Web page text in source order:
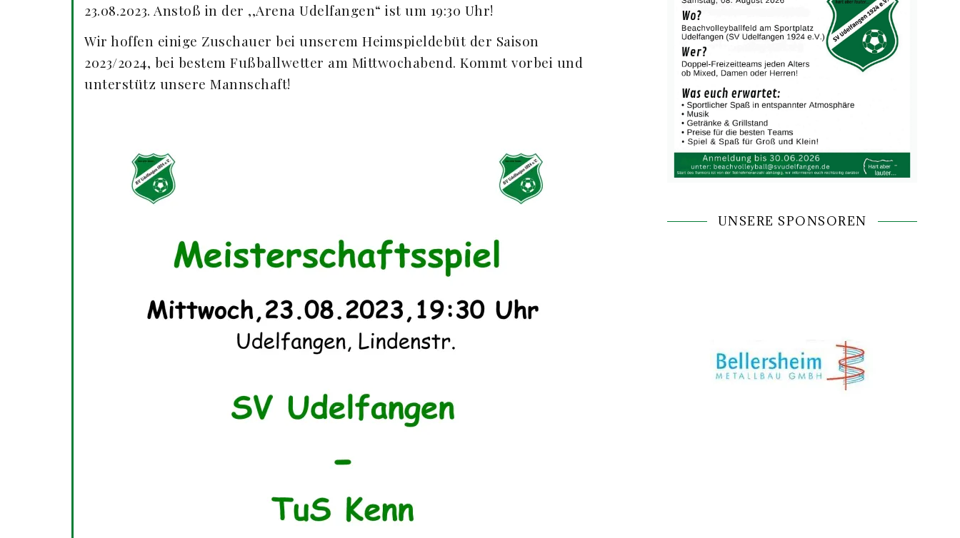
23.08.2023. Anstoß in der ,,Arena Udelfangen“ ist um 19:30 Uhr!
Wir hoffen einige Zuschauer bei unserem Heimspieldebüt der Saison
2023/2024, bei bestem Fußballwetter am Mittwochabend. Kommt vorbei und
unterstütz unsere Mannschaft!
UNSERE SPONSOREN